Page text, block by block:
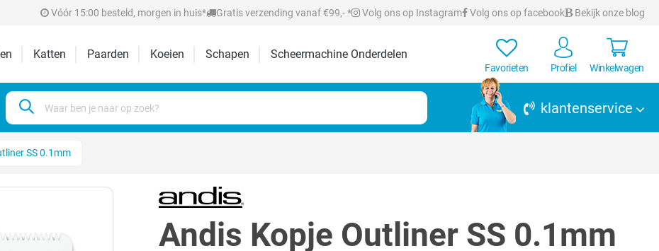
Vóór 15:00 besteld, morgen in huis* Gratis verzending vanaf €99,- * Volg ons op Instagram Volg ons op facebook Bekijk onze blog
Katten Paarden Koeien Schapen Scheermachine Onderdelen
Favorieten Profiel Winkelwagen
klantenservice
SS 0.1mm
Andis Kopje Outliner SS 0.1mm